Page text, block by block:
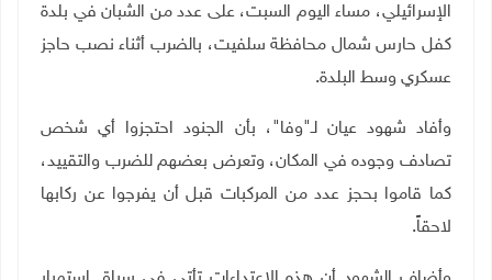
الإسرائيلي، مساء اليوم السبت، على عدد من الشبان في بلدة
كفل حارس شمال محافظة سلفيت، بالضرب أثناء نصب حاجز
عسكري وسط البلدة.
وأفاد شهود عيان لـ"وفا"، بأن الجنود احتجزوا أي شخص
تصادف وجوده في المكان، وتعرض بعضهم للضرب والتقييد،
كما قاموا بحجز عدد من المركبات قبل أن يفرجوا عن ركابها
لاحقاً.